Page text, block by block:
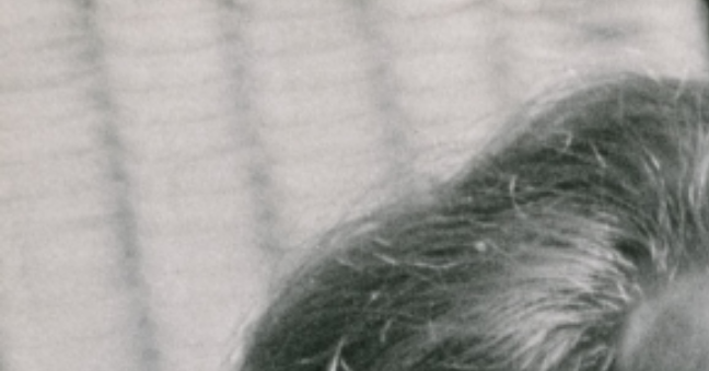
Viel beachtete
Ausstellung im Museum
für Gestaltung Zürich und
bei SAPA Lausanne